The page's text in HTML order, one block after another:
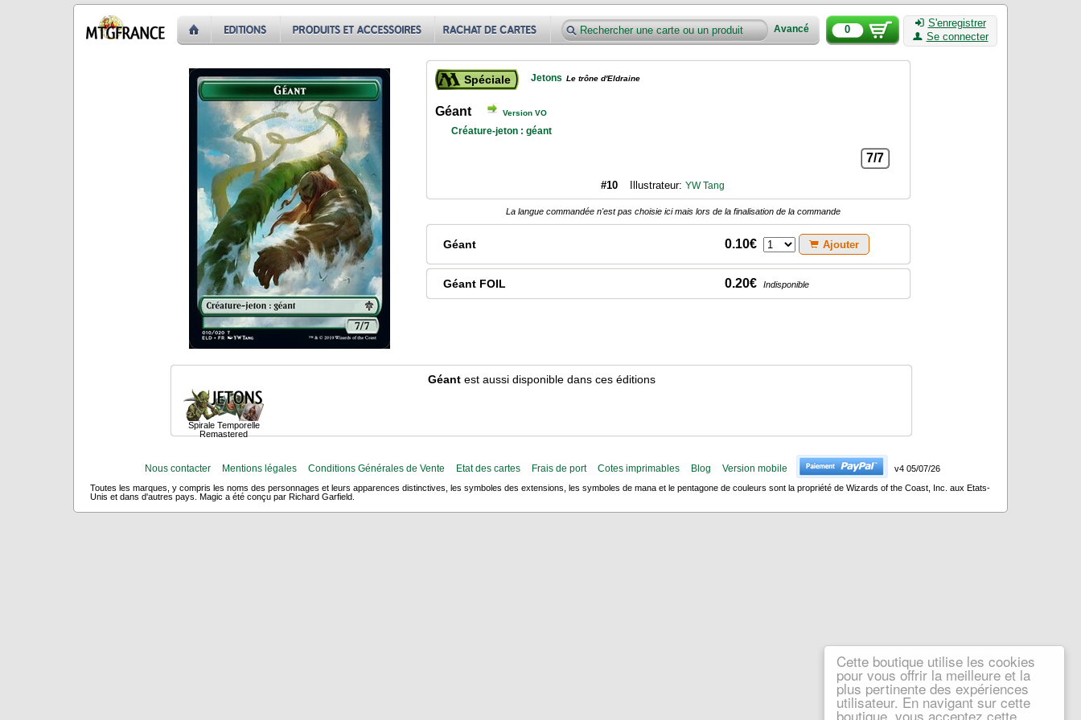
Cette boutique utilise les cookies
pour vous offrir la meilleure et la
plus pertinente des expériences
utilisateur. En navigant sur cette
boutique, vous acceptez cette
Avancé 0
S'enregistrer
Se connecter
Spéciale Jetons Le trône d'Eldraine
Géant Version VO
Créature-jeton : géant
7/7
#10 Illustrateur: YW Tang
La langue commandée n'est pas choisie ici mais lors de la finalisation de la commande
Géant 0.10€ Ajouter
Géant FOIL 0.20€ Indisponible
Géantest aussi disponible dans ces éditions
Spirale Temporelle
Remastered
Nous contacter Mentions légales Conditions Générales de Vente Etat des cartes Frais de port Cotes imprimables Blog Version mobile
v4 05/07/26
Toutes les marques, y compris les noms des personnages et leurs apparences distinctives, les symboles des extensions, les symboles de mana et le pentagone de couleurs sont la propriété de Wizards of the Coast, Inc. aux Etats-
Unis et dans d'autres pays. Magic a été conçu par Richard Garfield.